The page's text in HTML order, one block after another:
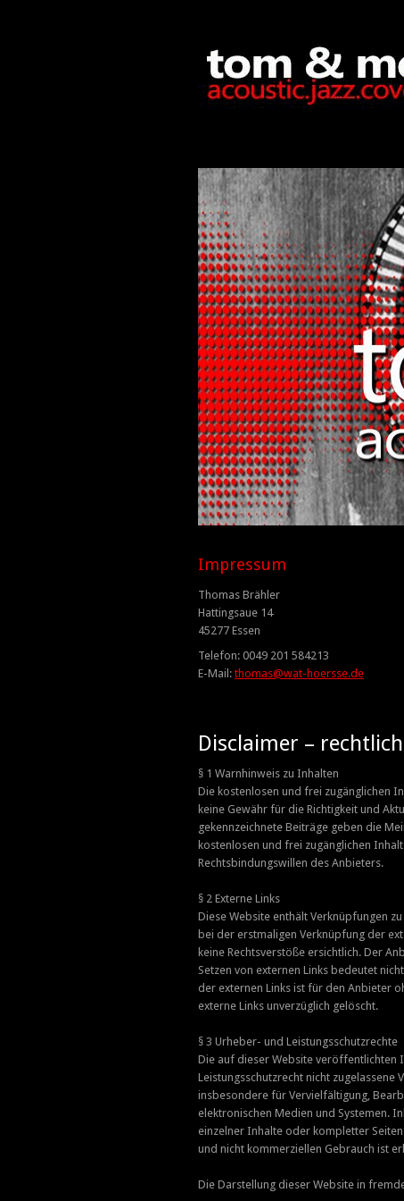
1 2 3 4 5
Impressum
Thomas Brähler
Hattingsaue 14
45277 Essen
Telefon: 0049 201 584213
E-Mail: thomas@wat-hoersse.de
Disclaimer –
§ 1 Warnhinweis zu Inhalten
Die kostenlosen und frei zugänglichen
keine Gewähr für die Richtigkeit und
gekennzeichnete Beiträge geben die
kostenlosen und frei zugänglichen
Rechtsbindungswillen des Anbieters.
§ 2 Externe Links
Diese Website enthält Verknüpfungen
bei der erstmaligen Verknüpfung der
keine Rechtsverstöße ersichtlich. Der
Setzen von externen Links bedeutet
der externen Links ist für den Anbieter
externe Links unverzüglich gelöscht.
§ 3 Urheber- und Leistungsschutzrechte
Die auf dieser Website veröffentlichten
Leistungsschutzrecht nicht
insbesondere für Vervielfältigung,
elektronischen Medien und Systemen.
einzelner Inhalte oder kompletter
und nicht kommerziellen Gebrauch ist
Die Darstellung dieser Website in